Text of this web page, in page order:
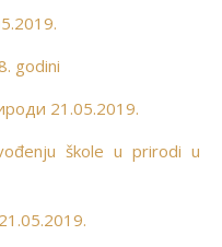
godini
21.05.2019.
škole u prirodi u